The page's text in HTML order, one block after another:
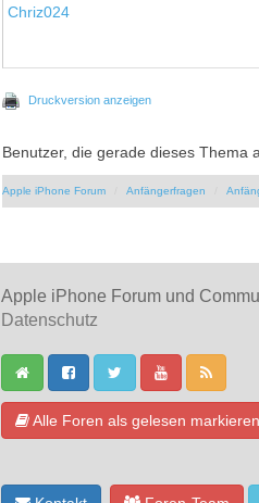
Chriz024
Druckversion anzeigen
Benutzer, die gerade dieses Thema
Apple iPhone Forum Anfängerfragen
Apple iPhone Forum und
Datenschutz
Alle Foren als gelesen markieren